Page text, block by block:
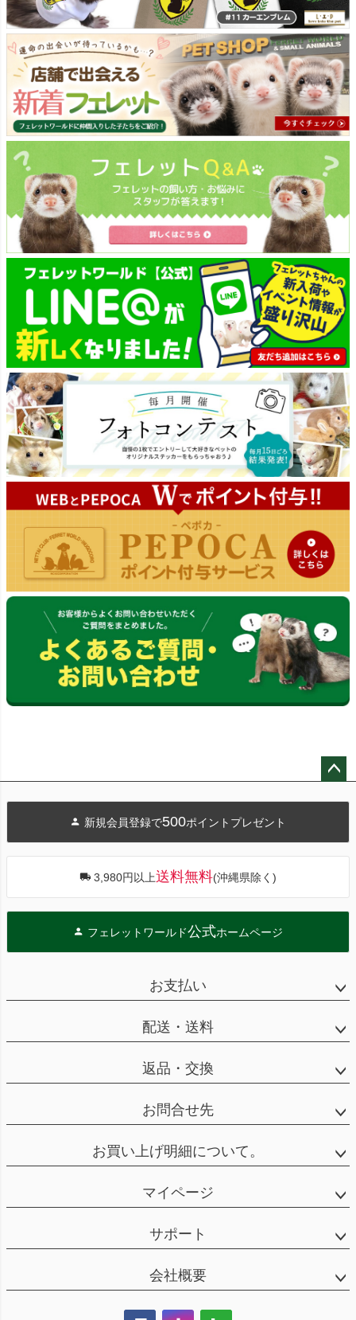
へ
新規会員登録で500ポイントプレゼント
3,980円以上送料無料(沖縄県除く)
フェレットワールド公式ホームページ
お支払い
配送・送料
返品・交換
お問合せ先
お買い上げ明細について。
マイページ
サポート
会社概要